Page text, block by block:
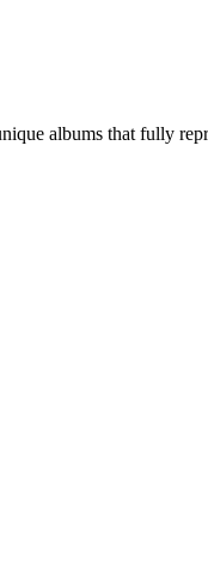
albums that fully